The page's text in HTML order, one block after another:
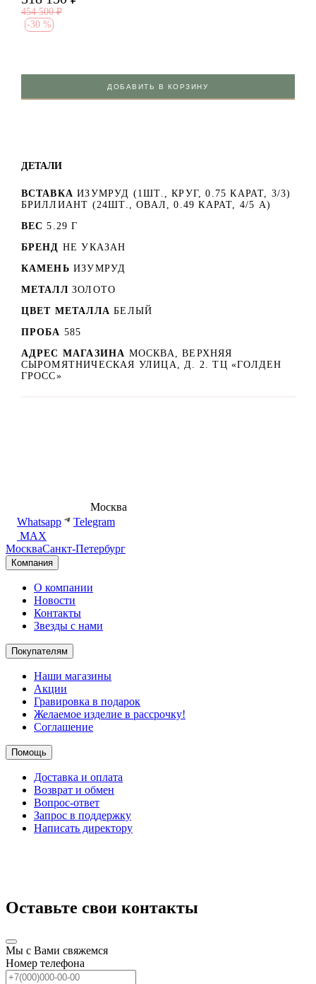
454 500 ₽
-30 %
ДОБАВИТЬ В КОРЗИНУ
ДЕТАЛИ
ВСТАВКА ИЗУМРУД (1ШТ., КРУГ, 0.75 КАРАТ, 3/3)
БРИЛЛИАНТ (24ШТ., ОВАЛ, 0.49 КАРАТ, 4/5 А)
ВЕС 5.29 Г
БРЕНД НЕ УКАЗАН
КАМЕНЬ ИЗУМРУД
МЕТАЛЛ ЗОЛОТО
ЦВЕТ МЕТАЛЛА БЕЛЫЙ
ПРОБА 585
АДРЕС МАГАЗИНА МОСКВА, ВЕРХНЯЯ
СЫРОМЯТНИЧЕСКАЯ УЛИЦА, Д. 2. ТЦ «ГОЛДЕН
ГРОСС»
Москва
Whatsapp
Telegram
MAX
МоскваСанкт-Петербург
Компания
О компании
Новости
Контакты
Звезды с нами
Покупателям
Наши магазины
Акции
Гравировка в подарок
Желаемое изделие в рассрочку!
Соглашение
Помощь
Доставка и оплата
Возврат и обмен
Вопрос-ответ
Запрос в поддержку
Написать директору
Оставьте свои контакты
Мы с Вами свяжемся
Номер телефона